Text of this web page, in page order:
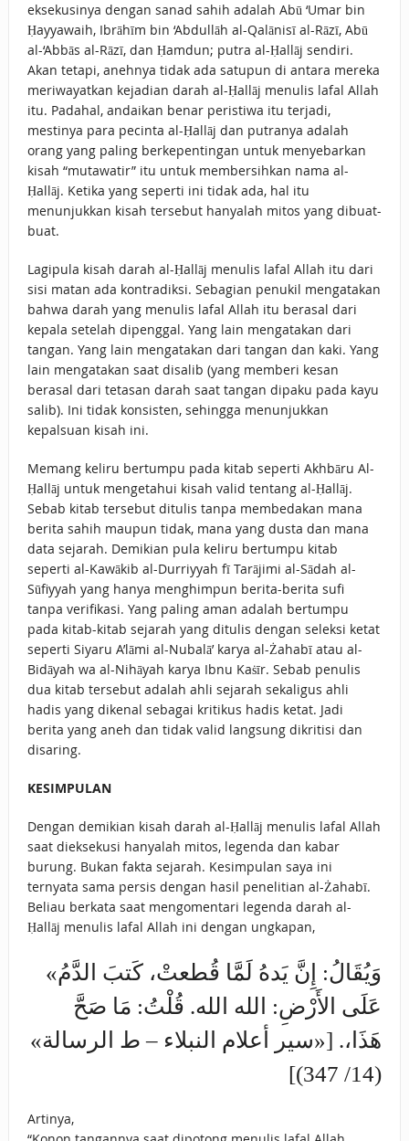
eksekusinya dengan sanad sahih adalah Abū ‘Umar bin
Ḥayyawaih, Ibrāhīm bin ‘Abdullāh al-Qalānisī al-Rāzī, Abū
al-‘Abbās al-Rāzī, dan Ḥamdun; putra al-Ḥallāj sendiri.
Akan tetapi, anehnya tidak ada satupun di antara mereka
meriwayatkan kejadian darah al-Ḥallāj menulis lafal Allah
itu. Padahal, andaikan benar peristiwa itu terjadi,
mestinya para pecinta al-Ḥallāj dan putranya adalah
orang yang paling berkepentingan untuk menyebarkan
kisah “mutawatir” itu untuk membersihkan nama al-
Ḥallāj. Ketika yang seperti ini tidak ada, hal itu
menunjukkan kisah tersebut hanyalah mitos yang dibuat-
buat.
Lagipula kisah darah al-Ḥallāj menulis lafal Allah itu dari
sisi matan ada kontradiksi. Sebagian penukil mengatakan
bahwa darah yang menulis lafal Allah itu berasal dari
kepala setelah dipenggal. Yang lain mengatakan dari
tangan. Yang lain mengatakan dari tangan dan kaki. Yang
lain mengatakan saat disalib (yang memberi kesan
berasal dari tetasan darah saat tangan dipaku pada kayu
salib). Ini tidak konsisten, sehingga menunjukkan
kepalsuan kisah ini.
Memang keliru bertumpu pada kitab seperti Akhbāru Al-
Ḥallāj untuk mengetahui kisah valid tentang al-Ḥallāj.
Sebab kitab tersebut ditulis tanpa membedakan mana
berita sahih maupun tidak, mana yang dusta dan mana
data sejarah. Demikian pula keliru bertumpu kitab
seperti al-Kawākib al-Durriyyah fī Tarājimi al-Sādah al-
Sūfiyyah yang hanya menghimpun berita-berita sufi
tanpa verifikasi. Yang paling aman adalah bertumpu
pada kitab-kitab sejarah yang ditulis dengan seleksi ketat
seperti Siyaru A’lāmi al-Nubalā’ karya al-Żahabī atau al-
Bidāyah wa al-Nihāyah karya Ibnu Kaṡīr. Sebab penulis
dua kitab tersebut adalah ahli sejarah sekaligus ahli
hadis yang dikenal sebagai kritikus hadis ketat. Jadi
berita yang aneh dan tidak valid langsung dikritisi dan
disaring.
KESIMPULAN
Dengan demikian kisah darah al-Ḥallāj menulis lafal Allah
saat dieksekusi hanyalah mitos, legenda dan kabar
burung. Bukan fakta sejarah. Kesimpulan saya ini
ternyata sama persis dengan hasil penelitian al-Żahabī.
Beliau berkata saat mengomentari legenda darah al-
Ḥallāj menulis lafal Allah ini dengan ungkapan,
«وَيُقَالُ: إِنَّ يَدهُ لَمَّا قُطعتْ، كَتبَ الدَّمُ
عَلَى الأَرْضِ: الله الله. قُلْتُ: مَا صَحَّ
هَذَا،. [«سير أعلام النبلاء – ط الرسالة»
(14/ 347)]
Artinya,